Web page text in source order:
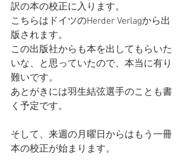
訳の本の校正に入ります。
こちらはドイツのHerder Verlagから出
版されます。
この出版社からも本を出してもらいた
いな、と思っていたので、本当に有り
難いです。
あとがきには羽生結弦選手のことも書
く予定です。
そして、来週の月曜日からはもう一冊
本の校正が始まります。